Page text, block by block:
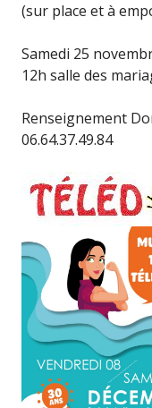
(sur place et à
Samedi 25
12h salle des
Renseignement
06.64.37.49.84